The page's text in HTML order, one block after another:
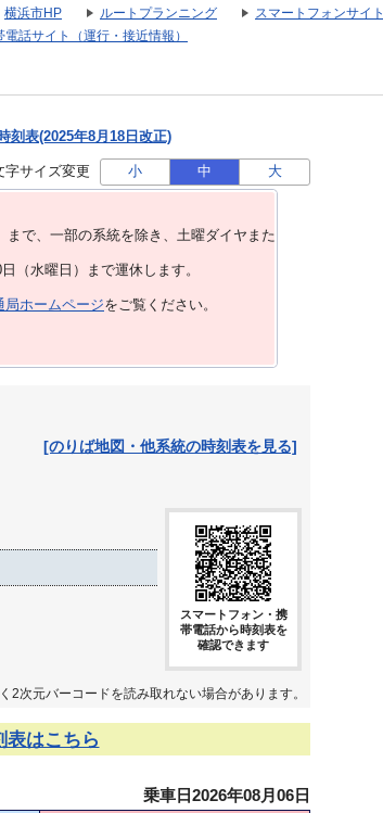
横浜市HP ルートプランニング
スマートフォンサイト
電話サイト（運行・接近情報）
刻表(2025年8月18日改正)
字サイズ変更 小 中 大
で、⼀部の系統を除き、⼟曜ダイヤまた
（水曜日）まで運休します。
局ホームページをご覧ください。
[のりば地図・他系統の時刻表を見る]
スマートフォン・携
帯電話から時刻表を
確認できます
次元バーコードを読み取れない場合があります。
表はこちら
乗車日2026年08月06日